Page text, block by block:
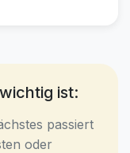
ist:
passiert
oder